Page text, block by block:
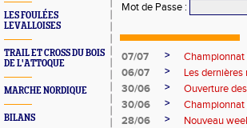
LES FOULÉES
LEVALLOISES
TRAIL ET CROSS DU BOIS
DE L'ATTOQUE
MARCHE NORDIQUE
BILANS
Mot de Passe :
07/07 >
Championnat
06/07
>
Les dernières
30/06
>
Ouverture
30/06
>
Championnat
28/06
>
Nouveau